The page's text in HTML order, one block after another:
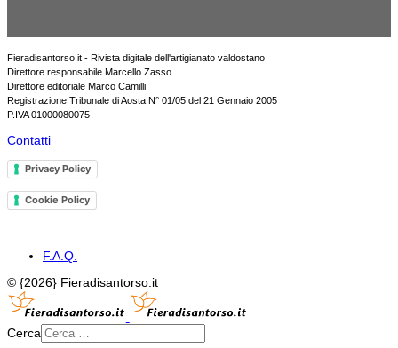
Fieradisantorso.it - Rivista digitale dell'artigianato valdostano
Direttore responsabile Marcello Zasso
Direttore editoriale Marco Camilli
Registrazione Tribunale di Aosta N° 01/05 del 21 Gennaio 2005
P.IVA 01000080075
Contatti
Privacy Policy
Cookie Policy
F.A.Q.
© {2026} Fieradisantorso.it
Cerca